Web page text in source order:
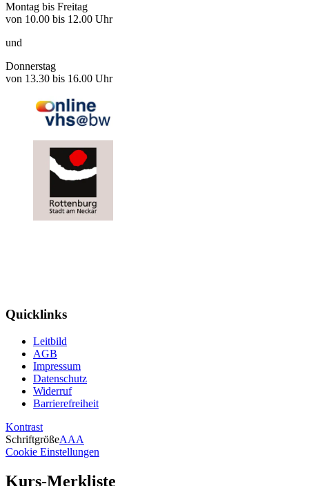
Montag bis Freitag
von 10.00 bis 12.00 Uhr
und
Donnerstag
von 13.30 bis 16.00 Uhr
Quicklinks
Leitbild
AGB
Impressum
Datenschutz
Widerruf
Barrierefreiheit
Kontrast
SchriftgrößeAAA
Cookie Einstellungen
Kurs-Merkliste